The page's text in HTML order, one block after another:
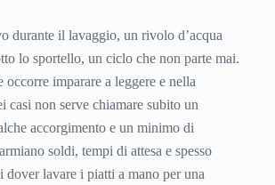
durante il lavaggio, un rivolo d’acqua
lo sportello, un ciclo che non parte mai.
occorre imparare a leggere e nella
casi non serve chiamare subito un
accorgimento e un minimo di
soldi, tempi di attesa e spesso
dover lavare i piatti a mano per una